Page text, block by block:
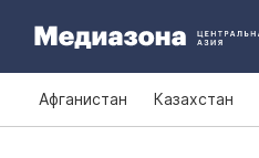
Афганистан Казахстан